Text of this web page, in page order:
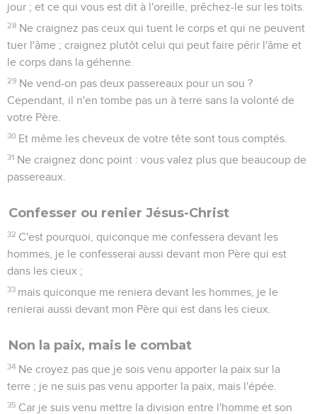
jour ; et ce qui vous est dit à l'oreille, prêchez-le sur les toits.
28 Ne craignez pas ceux qui tuent le corps et qui ne peuvent
tuer l'âme ; craignez plutôt celui qui peut faire périr l'âme et
le corps dans la géhenne.
29 Ne vend-on pas deux passereaux pour un sou ?
Cependant, il n'en tombe pas un à terre sans la volonté de
votre Père.
30 Et même les cheveux de votre tête sont tous comptés.
31 Ne craignez donc point : vous valez plus que beaucoup de
passereaux.
Confesser ou renier Jésus-Christ
32 C'est pourquoi, quiconque me confessera devant les
hommes, je le confesserai aussi devant mon Père qui est
dans les cieux ;
33 mais quiconque me reniera devant les hommes, je le
renierai aussi devant mon Père qui est dans les cieux.
Non la paix, mais le combat
34 Ne croyez pas que je sois venu apporter la paix sur la
terre ; je ne suis pas venu apporter la paix, mais l'épée.
35 Car je suis venu mettre la division entre l'homme et son